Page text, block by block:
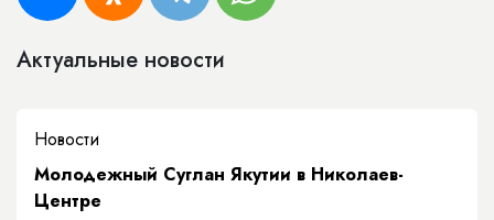
Актуальные новости
Новости
Молодежный Суглан Якутии в Николаев-
Центре